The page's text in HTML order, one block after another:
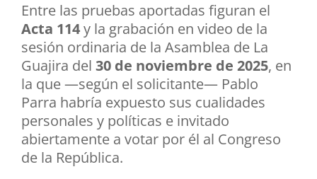
Entre las pruebas aportadas figuran el
Acta 114y la grabación en video de la
sesión ordinaria de la Asamblea de La
Guajira del 30 de noviembre de 2025, en
la que —según el solicitante— Pablo
Parra habría expuesto sus cualidades
personales y políticas e invitado
abiertamente a votar por él al Congreso
de la República.